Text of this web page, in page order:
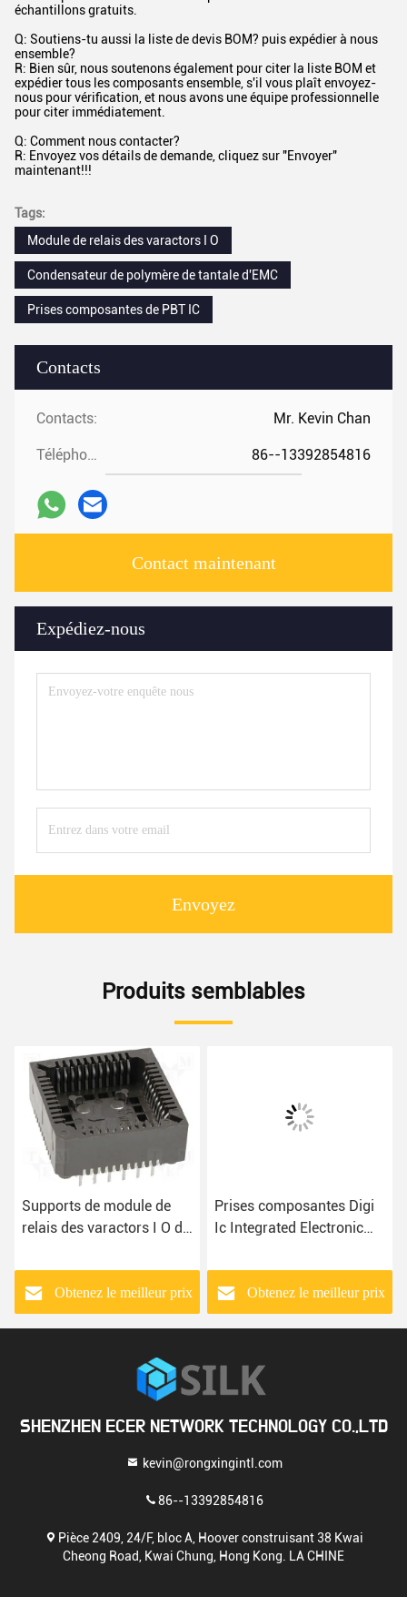
Contacts
Contacts: Mr. Kevin Chan
Téléphone: 86--13392854816
Contact maintenant
Expédiez-nous
Envoyez
échantillons gratuits.
Q: Soutiens-tu aussi la liste de devis BOM? puis expédier à nous
ensemble?
R: Bien sûr, nous soutenons également pour citer la liste BOM et
expédier tous les composants ensemble, s'il vous plaît envoyez-
nous pour vérification, et nous avons une équipe professionnelle
pour citer immédiatement.
Q: Comment nous contacter?
R: Envoyez vos détails de demande, cliquez sur "Envoyer"
maintenant!!!
Tags:
Module de relais des varactors I O
Condensateur de polymère de tantale d'EMC
Prises composantes de PBT IC
Produits semblables
Supports de module de
relais des varactors I O de
LF
Obtenez le meilleur prix
Prises composantes Digi
Ic Integrated Electronic
XR2P-1641 IC
Obtenez le meilleur prix
SHENZHEN ECER NETWORK TECHNOLOGY CO.,LTD
kevin@rongxingintl.com
86--13392854816
Pièce 2409, 24/F, bloc A, Hoover construisant 38 Kwai
Cheong Road, Kwai Chung, Hong Kong. LA CHINE